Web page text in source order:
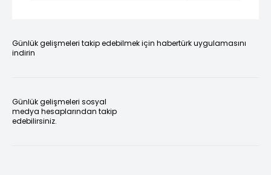
Günlük gelişmeleri takip edebilmek için habertürk uygulamasını
indirin
Günlük gelişmeleri sosyal
medya hesaplarından takip
edebilirsiniz.